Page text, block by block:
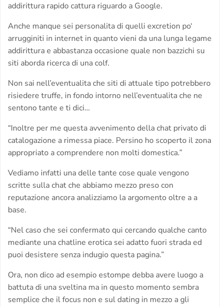
addirittura rapido cattura riguardo a Google.
Anche manque sei personalita di quelli excretion po‘
arrugginiti in internet in quanto vieni da una lunga legame
addirittura e abbastanza occasione quale non bazzichi su
siti aborda ricerca di una colf.
Non sai nell’eventualita che siti di attuale tipo potrebbero
risiedere truffe, in fondo intorno nell’eventualita che ne
sentono tante e ti dici…
“Inoltre per me questa avvenimento della chat privato di
catalogazione a rimessa piace. Persino ho scoperto il zona
appropriato a comprendere non molti domestica.”
Vediamo infatti una delle tante cose quale vengono
scritte sulla chat che abbiamo mezzo preso con
reputazione ancora analizziamo la argomento oltre a a
base.
“Nel caso che sei confermato qui cercando qualche canto
mediante una chatline erotica sei adatto fuori strada ed
puoi desistere senza indugio questa pagina.”
Ora, non dico ad esempio estompe debba avere luogo a
battuta di una sveltina ma in questo momento sembra
semplice che il focus non e sul dating in mezzo a gli